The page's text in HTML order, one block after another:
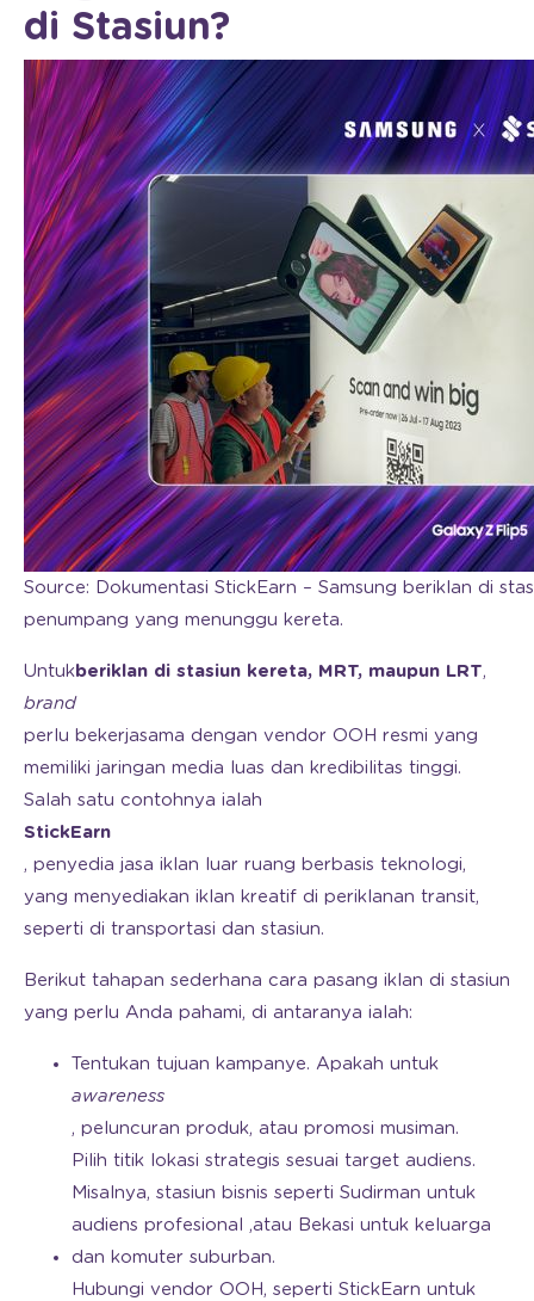
di Stasiun?
Source: Dokumentasi StickEarn – Samsung beriklan di
penumpang yang menunggu kereta.
Untukberiklan di stasiun kereta, MRT, maupun LRT,
brand
perlu bekerjasama dengan vendor OOH resmi yang
memiliki jaringan media luas dan kredibilitas tinggi.
Salah satu contohnya ialah
StickEarn
, penyedia jasa iklan luar ruang berbasis teknologi,
yang menyediakan iklan kreatif di periklanan transit,
seperti di transportasi dan stasiun.
Berikut tahapan sederhana cara pasang iklan di stasiun
yang perlu Anda pahami, di antaranya ialah:
Tentukan tujuan kampanye. Apakah untuk
awareness
, peluncuran produk, atau promosi musiman.
Pilih titik lokasi strategis sesuai target audiens.
Misalnya, stasiun bisnis seperti Sudirman untuk
audiens profesional ,atau Bekasi untuk keluarga
dan komuter suburban.
Hubungi vendor OOH, seperti StickEarn untuk